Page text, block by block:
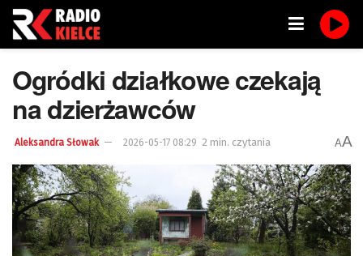
Ogródki działkowe czekają
na dzierżawców
Aleksandra Słowak 2026-05-17 08:29 2 min. czytania AA